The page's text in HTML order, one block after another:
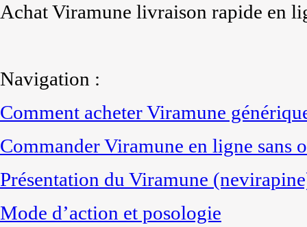
Achat Viramune livraison rapide en
Navigation :
Comment acheter Viramune
Commander Viramune en ligne sans
Présentation du Viramune
Mode d’action et posologie